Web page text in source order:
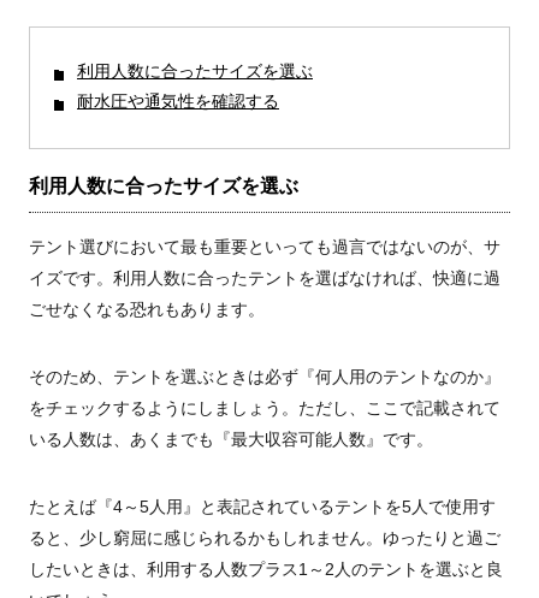
利用人数に合ったサイズを選ぶ
耐水圧や通気性を確認する
利用人数に合ったサイズを選ぶ
テント選びにおいて最も重要といっても過言ではないのが、サ
イズです。利用人数に合ったテントを選ばなければ、快適に過
ごせなくなる恐れもあります。
そのため、テントを選ぶときは必ず『何人用のテントなのか』
をチェックするようにしましょう。ただし、ここで記載されて
いる人数は、あくまでも『最大収容可能人数』です。
たとえば 『4～5人用』と表記されているテントを5人で使用す
ると、少し窮屈に感じられるかもしれません。ゆったりと過ご
したいときは、利用する人数プラス1 ～ 2 人のテントを選ぶと良